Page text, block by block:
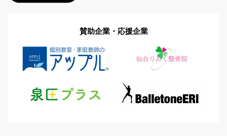
賛助企業・応援企業